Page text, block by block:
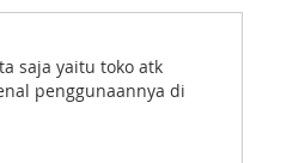
saja yaitu toko atk
penggunaannya di